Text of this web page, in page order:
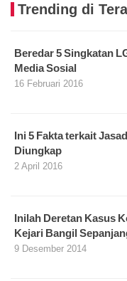
Trending di
Beredar 5 Singkatan
Media Sosial
16 Februari 2016
Ini 5 Fakta terkait
Diungkap
2 April 2016
Inilah Deretan Kasus
Kejari Bangil
9 Desember 2014